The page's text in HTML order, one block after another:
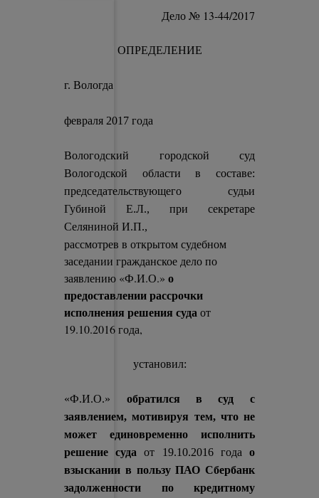
Дело № 13-44/2017
ОПРЕДЕЛЕНИЕ
г. Вологда
февраля 2017 года
Вологодский городской суд
Вологодской области в составе:
председательствующего судьи
Губиной E.Л., при секретаре
Селяниной И.П.,
рассмотрев в открытом судебном
заседании гражданское дело по
заявлению «Ф.И.О.»о
предоставлении рассрочки
исполнения решения судаот
19.10.2016 года,
установил:
«Ф.И.О.» обратился в суд с
заявлением, мотивируя тем, что не
может единовременно исполнить
решение суда от 19.10.2016 года о
взыскании в пользу ПАО Сбербанк
задолженности по кредитному